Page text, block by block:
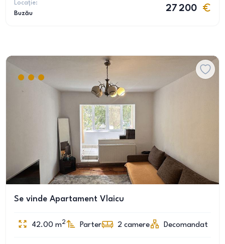
Locație:
Buzău
27 200
Se vinde Apartament Vlaicu
42.00 m2 Parter 2 camere Decomandat